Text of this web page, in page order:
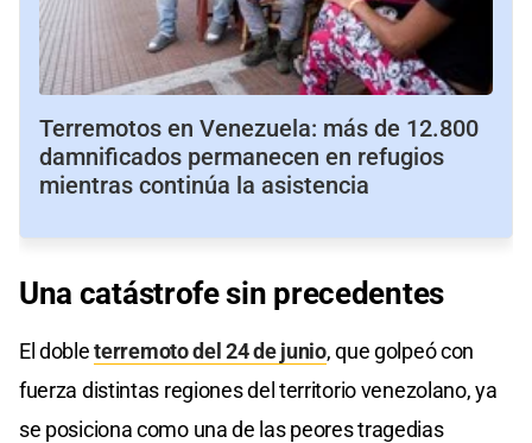
Terremotos en Venezuela: más de 12.800
damnificados permanecen en refugios
mientras continúa la asistencia
Una catástrofe sin precedentes
El dobleterremoto del 24 de junio, que golpeó con
fuerza distintas regiones del territorio venezolano, ya
se posiciona como una de las peores tragedias